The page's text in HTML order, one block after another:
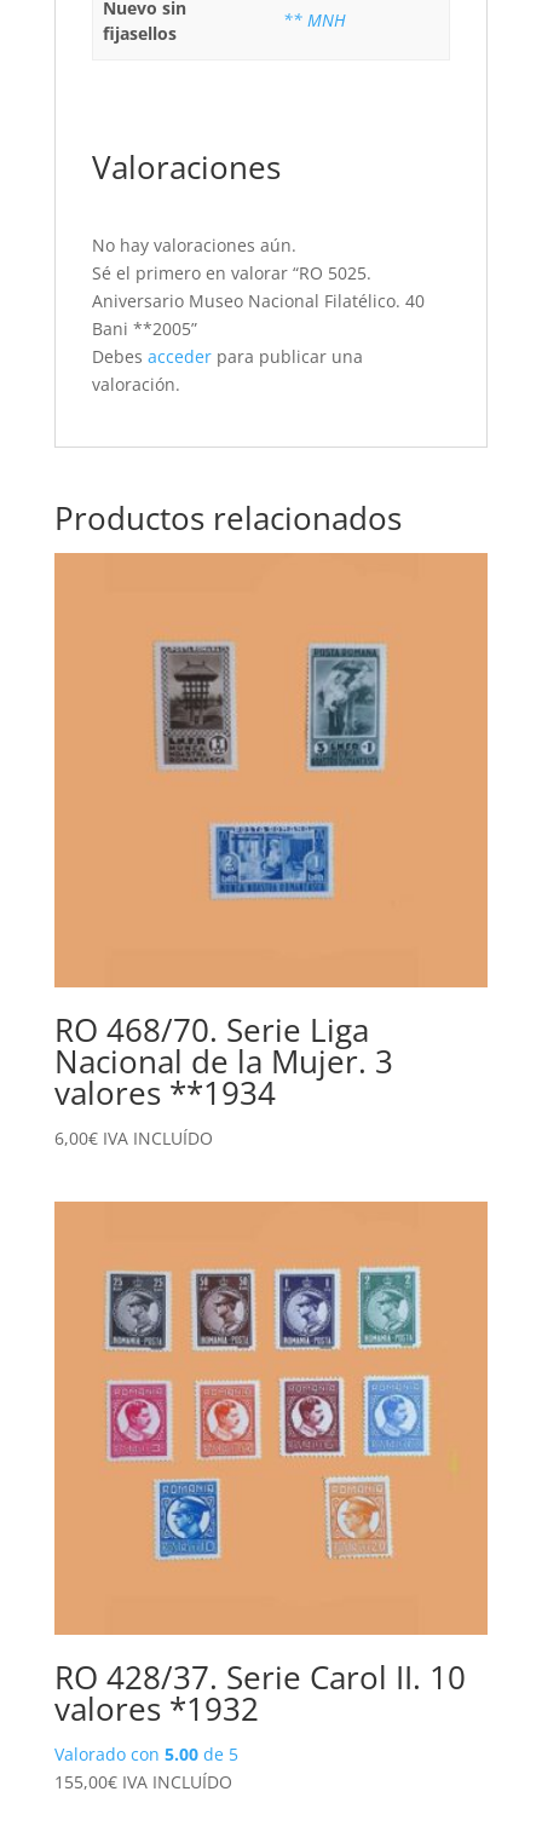
Nuevo sin
fijasellos
** MNH
Valoraciones
No hay valoraciones aún.
Sé el primero en valorar “RO 5025.
Aniversario Museo Nacional Filatélico. 40
Bani **2005”
Debes accederpara publicar una
valoración.
Productos relacionados
RO 468/70. Serie Liga
Nacional de la Mujer. 3
valores **1934
6,00€ IVA INCLUÍDO
RO 428/37. Serie Carol II. 10
valores *1932
Valorado con 5.00de 5
155,00€ IVA INCLUÍDO